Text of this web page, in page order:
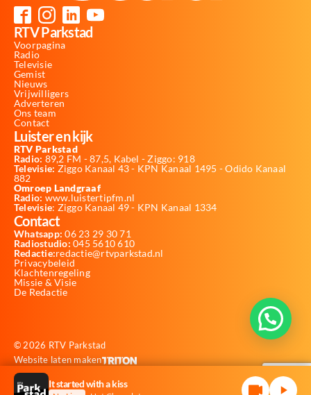
RTV Parkstad
Voorpagina
Radio
Televisie
Gemist
Nieuws
Vrijwilligers
Adverteren
Ons team
Contact
Luister en kijk
RTV Parkstad
Radio: 89,2 FM - 87,5, Kabel - Ziggo: 918
Televisie: Ziggo Kanaal 43 - KPN Kanaal 1495 - Odido Kanaal
882
Omroep Landgraaf
Radio: www.luistertipfm.nl
Televisie: Ziggo Kanaal 49 - KPN Kanaal 1334
Contact
Whatsapp: 06 23 29 30 71
Radiostudio: 045 5610 610
Redactie:redactie@rtvparkstad.nl
Privacybeleid
Klachtenregeling
Missie & Visie
De Redactie
© 2026 RTV Parkstad
Website laten maken
It started with a kiss